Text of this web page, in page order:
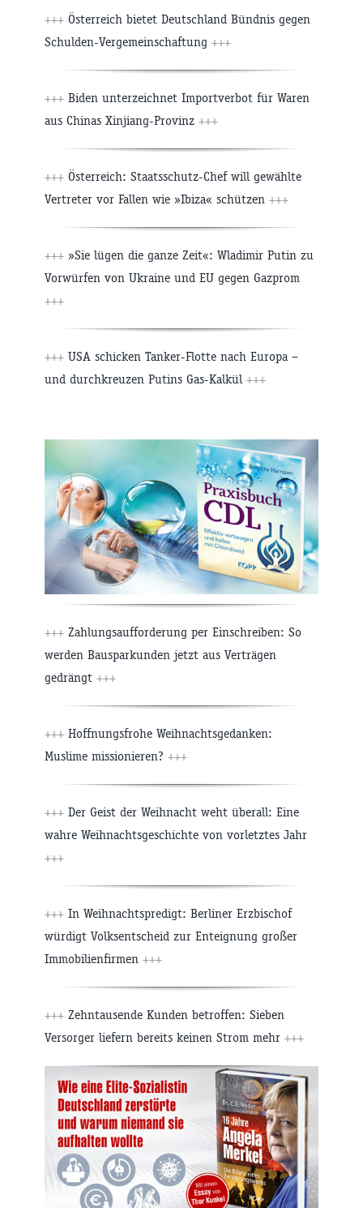
+++ Österreich bietet Deutschland Bündnis gegen
Schulden-Vergemeinschaftung +++
+++ Biden unterzeichnet Importverbot für Waren
aus Chinas Xinjiang-Provinz +++
+++ Österreich: Staatsschutz-Chef will gewählte
Vertreter vor Fallen wie »Ibiza« schützen +++
+++ »Sie lügen die ganze Zeit«: Wladimir Putin zu
Vorwürfen von Ukraine und EU gegen Gazprom
+++
+++ USA schicken Tanker-Flotte nach Europa –
und durchkreuzen Putins Gas-Kalkül +++
+++ Zahlungsaufforderung per Einschreiben: So
werden Bausparkunden jetzt aus Verträgen
gedrängt +++
+++ Hoffnungsfrohe Weihnachtsgedanken:
Muslime missionieren? +++
+++ Der Geist der Weihnacht weht überall: Eine
wahre Weihnachtsgeschichte von vorletztes Jahr
+++
+++ In Weihnachtspredigt: Berliner Erzbischof
würdigt Volksentscheid zur Enteignung großer
Immobilienfirmen +++
+++ Zehntausende Kunden betroffen: Sieben
Versorger liefern bereits keinen Strom mehr +++